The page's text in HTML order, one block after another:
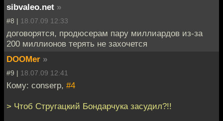
sibvaleo.net »
#8 | 18.07.09 12:33
договорятся, продюсерам пару миллиардов из-за
200 миллионов терять не захочется
DOOMer »
#9 | 18.07.09 12:41
Кому: conserp, #4
> Чтоб Стругацкий Бондарчука засудил?!!